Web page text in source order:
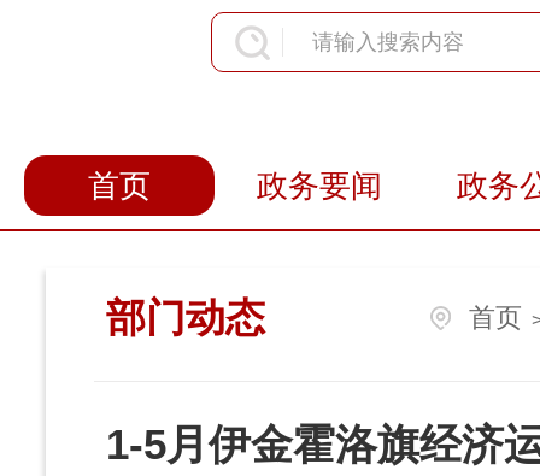
首页 政务要闻
政务
部门动态 首页
1-5月伊金霍洛旗经济